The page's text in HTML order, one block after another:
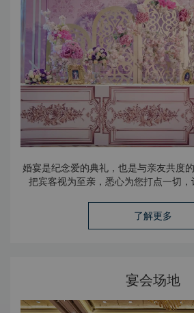
婚宴是纪念爱的典礼，也是与亲友共度的难忘时
把宾客视为至亲，悉心为您打点一切，
了解更多
宴会场地